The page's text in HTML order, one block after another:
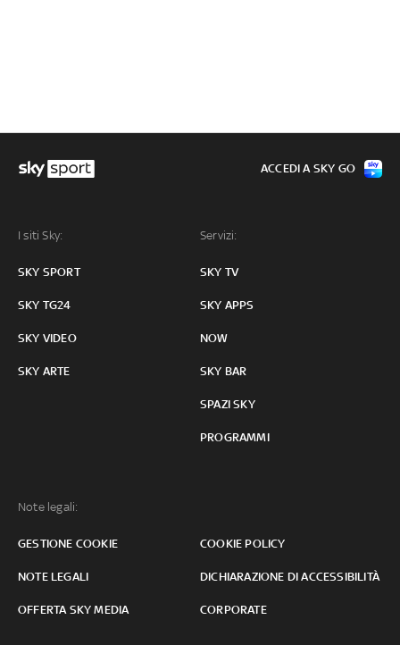
I siti Sky:
SKY SPORT
SKY TG24
SKY VIDEO
SKY ARTE
Servizi:
SKY TV
SKY APPS
NOW
SKY BAR
SPAZI SKY
PROGRAMMI
Note legali:
GESTIONE COOKIE COOKIE POLICY
NOTE LEGALI DICHIARAZIONE DI ACCESSIBILITÀ
OFFERTA SKY MEDIA CORPORATE
ACCEDI A SKY GO